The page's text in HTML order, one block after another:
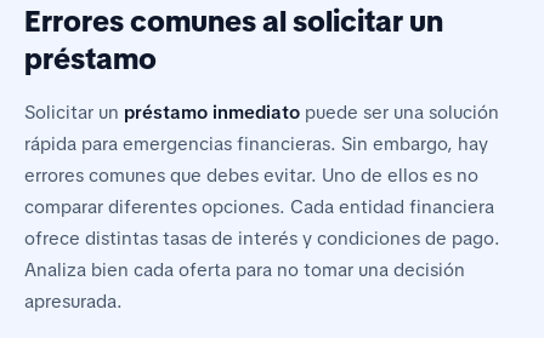
Errores comunes al solicitar un
préstamo
Solicitar un préstamo inmediato puede ser una solución
rápida para emergencias financieras. Sin embargo, hay
errores comunes que debes evitar. Uno de ellos es no
comparar diferentes opciones. Cada entidad financiera
ofrece distintas tasas de interés y condiciones de pago.
Analiza bien cada oferta para no tomar una decisión
apresurada.